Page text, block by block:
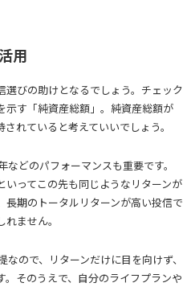
用
びの助けとなるでしょう。チェック
示す「純資産総額」。純資産総額が
れていると考えていいでしょう。
どのパフォーマンスも重要です。
ってこの先も同じようなリターンが
期のトータルリターンが高い投信で
ません。
なので、リターンだけに目を向けず、
。そのうえで、自分のライフプランや